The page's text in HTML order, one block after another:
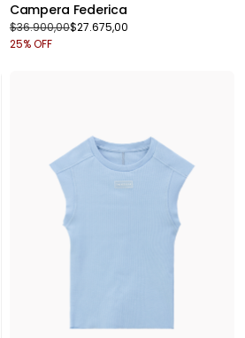
Campera Federica
$27.675,00
$36.900,00
25% OFF